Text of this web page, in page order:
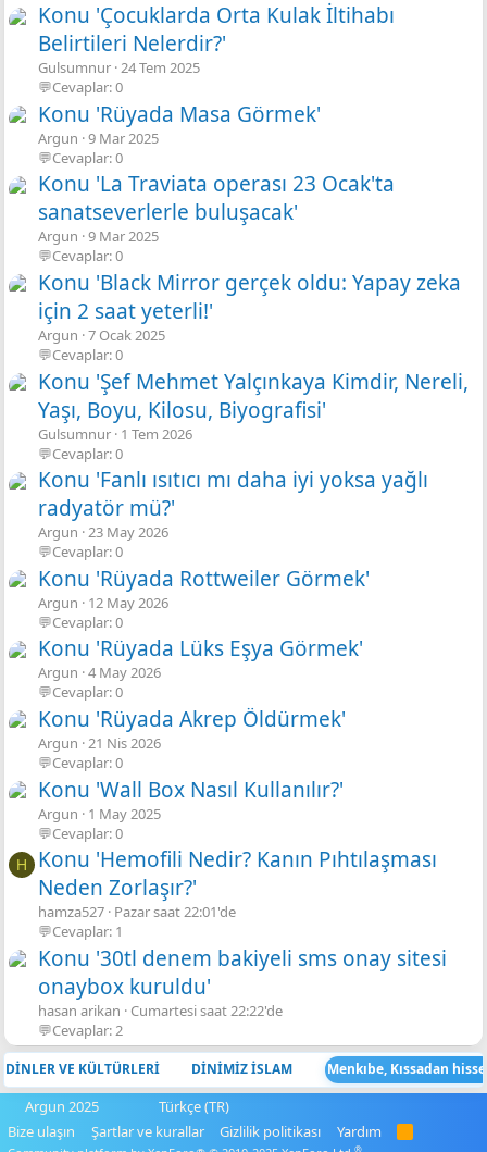
Konu 'Çocuklarda Orta Kulak İltihabı
Belirtileri Nelerdir?'
Gulsumnur 24 Tem 2025
💬Cevaplar: 0
Konu 'Rüyada Masa Görmek'
Argun 9 Mar 2025
💬Cevaplar: 0
Konu 'La Traviata operası 23 Ocak'ta
sanatseverlerle buluşacak'
Argun 9 Mar 2025
💬Cevaplar: 0
Konu 'Black Mirror gerçek oldu: Yapay zeka
için 2 saat yeterli!'
Argun 7 Ocak 2025
💬Cevaplar: 0
Konu 'Şef Mehmet Yalçınkaya Kimdir, Nereli,
Yaşı, Boyu, Kilosu, Biyografisi'
Gulsumnur 1 Tem 2026
💬Cevaplar: 0
Konu 'Fanlı ısıtıcı mı daha iyi yoksa yağlı
radyatör mü?'
Argun 23 May 2026
💬Cevaplar: 0
Konu 'Rüyada Rottweiler Görmek'
Argun
12 May 2026
💬Cevaplar: 0
Konu 'Rüyada Lüks Eşya Görmek'
Argun 4 May 2026
💬Cevaplar: 0
Konu 'Rüyada Akrep Öldürmek'
Argun 21 Nis 2026
💬Cevaplar: 0
Konu 'Wall Box Nasıl Kullanılır?'
Argun
1 May 2025
💬Cevaplar: 0
H
Konu 'Hemofili Nedir? Kanın Pıhtılaşması
Neden Zorlaşır?'
hamza527 Pazar saat 22:01'de
💬Cevaplar: 1
Konu '30tl denem bakiyeli sms onay sitesi
onaybox kuruldu'
hasan arikan
Cumartesi saat 22:22'de
💬Cevaplar: 2
DİNLER VE KÜLTÜRLERİ DİNİMİZ İSLAM Menkıbe, Kıssadan
Argun 2025
Türkçe (TR)
Bize ulaşın
Şartlar ve kurallar Gizlilik politikası Yardım
R
®